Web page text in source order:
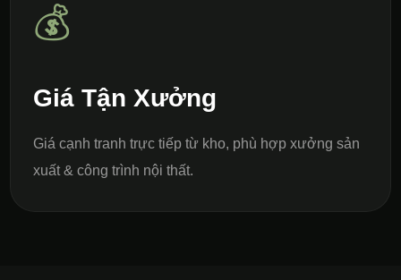
💰
Giá Tận Xưởng
Giá cạnh tranh trực tiếp từ kho, phù hợp xưởng sản
xuất & công trình nội thất.